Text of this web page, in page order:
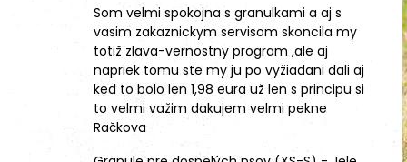
Som velmi spokojna s granulkami a aj s
vasim zakaznickym servisom skoncila my
totiž zlava-vernostny program ,ale aj
napriek tomu ste my ju po vyžiadani dali aj
ked to bolo len 1,98 eura už len s principu si
to velmi važim dakujem velmi pekne
Račkova